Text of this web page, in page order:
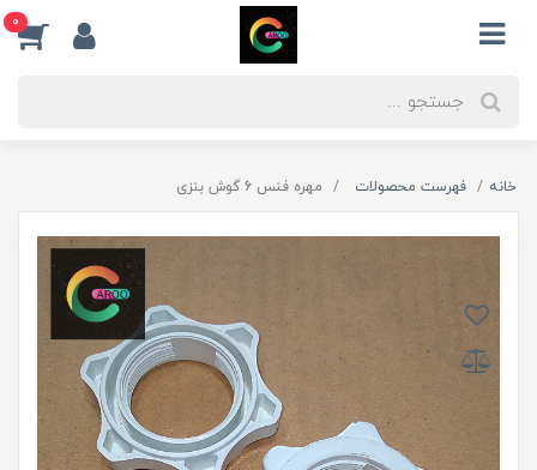
0
خانه فهرست محصولات مهره فنس 6 گوش بنزی